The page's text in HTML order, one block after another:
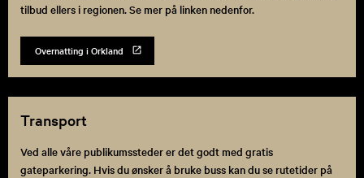
tilbud ellers i regionen. Se mer på linken nedenfor.
Overnatting i Orkland
Transport
Ved alle våre publikumssteder er det godt med gratis
gateparkering. Hvis du ønsker å bruke buss kan du se rutetider på